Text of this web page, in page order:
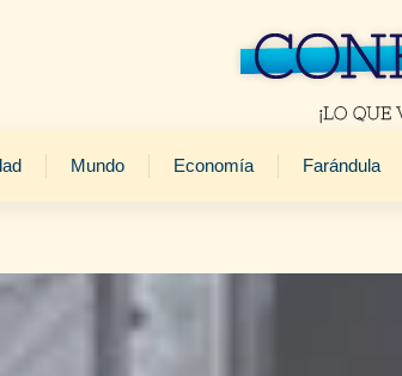
Mundo Economía Farándula